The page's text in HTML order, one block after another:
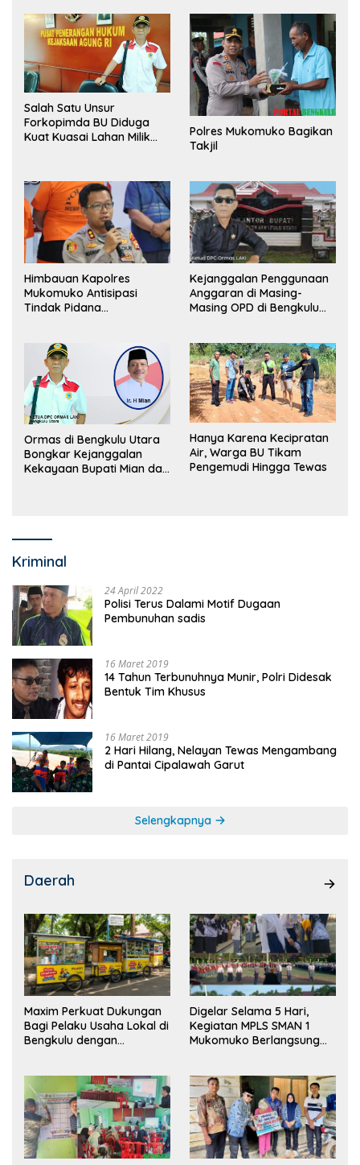
Salah Satu Unsur
Forkopimda BU Diduga
Kuat Kuasai Lahan Milik
Polres Mukomuko Bagikan
Takjil
Himbauan Kapolres
Mukomuko Antisipasi
Tindak Pidana
Kejanggalan Penggunaan
Anggaran di Masing-
Masing OPD di Bengkulu
Ormas di Bengkulu Utara
Bongkar Kejanggalan
Kekayaan Bupati Mian dan
Hanya Karena Kecipratan
Air, Warga BU Tikam
Pengemudi Hingga Tewas
Kriminal
24 April 2022
Polisi Terus Dalami Motif Dugaan
Pembunuhan sadis
16 Maret 2019
14 Tahun Terbunuhnya Munir, Polri Didesak
Bentuk Tim Khusus
16 Maret 2019
2 Hari Hilang, Nelayan Tewas Mengambang
di Pantai Cipalawah Garut
Selengkapnya
Daerah
Maxim Perkuat Dukungan
Bagi Pelaku Usaha Lokal di
Bengkulu dengan
Pasar
Digelar Selama 5 Hari,
Kegiatan MPLS SMAN 1
Mukomuko Berlangsung